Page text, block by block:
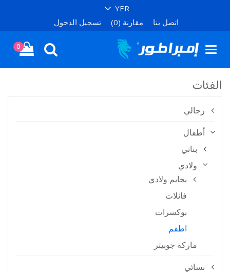
اتصل بنا مقارنة (0) تسجيل الدخول
0
الفئات
رجالي
أطفال
بناتي
ولادي
بجايم ولادي
فانلات
بوكسرات
اطقم
ماركة جوبيتر
نسائي